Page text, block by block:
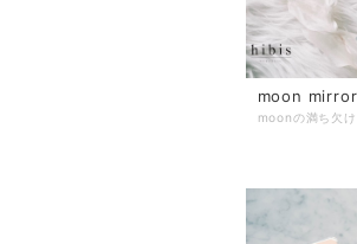
moon mirror